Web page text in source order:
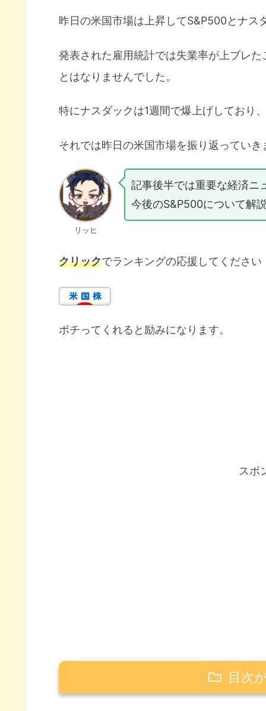
昨日の米国市場は上昇してS&P500とナス
発表された雇用統計では失業率が上ブレ
とはなりませんでした。
特にナスダックは1週間で爆上げしており
それでは昨日の米国市場を振り返っていき
リッヒ
記事後半では重要な経済ニ
今後のS&P500について解
クリックでランキングの応援してください
ポチってくれると励みになります。
スポ
目次